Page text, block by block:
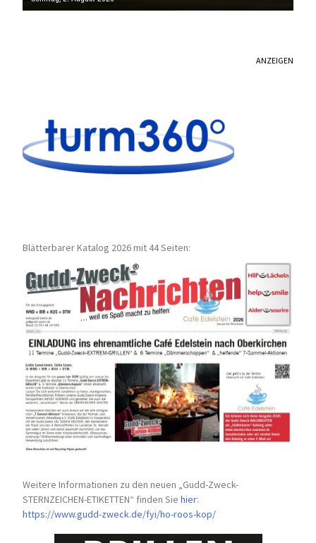
ANZEIGEN
Blätterbarer Katalog 2026 mit 44 Seiten:
Weitere Informationen zu den neuen „Gudd-Zweck-
STERNZEICHEN-ETIKETTEN“ finden Siehier:
https://www.gudd-zweck.de/fyi/ho-roos-kop/